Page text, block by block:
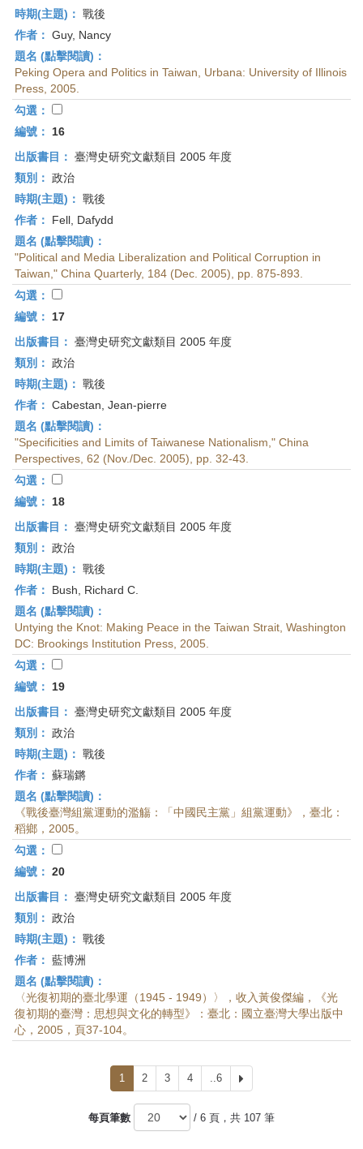
時期(主題)： 戰後
作者： Guy, Nancy
題名 (點擊閱讀)：
Peking Opera and Politics in Taiwan, Urbana: University of Illinois
Press, 2005.
勾選：
編號：
16
出版書目： 臺灣史研究文獻類目 2005 年度
類別： 政治
時期(主題)： 戰後
作者：
Fell, Dafydd
題名 (點擊閱讀)：
"Political and Media Liberalization and Political Corruption in
Taiwan," China Quarterly, 184 (Dec. 2005), pp. 875-893.
勾選：
編號：
17
出版書目： 臺灣史研究文獻類目 2005 年度
類別： 政治
時期(主題)： 戰後
作者： Cabestan, Jean-pierre
題名 (點擊閱讀)：
"Specificities and Limits of Taiwanese Nationalism," China
Perspectives, 62 (Nov./Dec. 2005), pp. 32-43.
勾選：
編號：
18
出版書目： 臺灣史研究文獻類目 2005 年度
類別： 政治
時期(主題)： 戰後
作者：
Bush, Richard C.
題名 (點擊閱讀)：
Untying the Knot: Making Peace in the Taiwan Strait, Washington
DC: Brookings Institution Press, 2005.
勾選：
編號：
19
出版書目： 臺灣史研究文獻類目 2005 年度
類別： 政治
時期(主題)： 戰後
作者： 蘇瑞鏘
題名 (點擊閱讀)：
《戰後臺灣組黨運動的濫觴：「中國民主黨」組黨運動》，臺北：
稻鄉，2005。
勾選：
編號： 20
出版書目： 臺灣史研究文獻類目 2005 年度
類別： 政治
時期(主題)： 戰後
作者： 藍博洲
題名 (點擊閱讀)：
〈光復初期的臺北學運（1945 - 1949）〉，收入黃俊傑編，《光
復初期的臺灣：思想與文化的轉型》：臺北：國立臺灣大學出版中
心，2005，頁37-104。
1 2 3 4 ..6
一
每頁筆數
/ 6 頁，共 107 筆